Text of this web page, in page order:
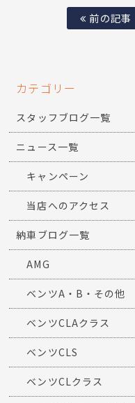
前の記事
カテゴリー
スタッフブログ一覧
ニュース一覧
キャンペーン
当店へのアクセス
納車ブログ一覧
AMG
ベンツA・B・その他
ベンツCLAクラス
ベンツCLS
ベンツCLクラス